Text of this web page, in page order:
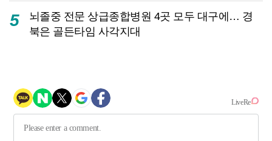
5
뇌졸중 전문 상급종합병원 4곳 모두 대구에… 경
북은 골든타임 사각지대